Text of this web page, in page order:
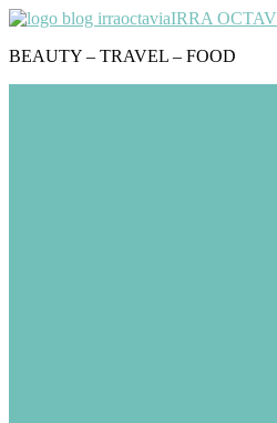
IRRA
BEAUTY – TRAVEL – FOOD